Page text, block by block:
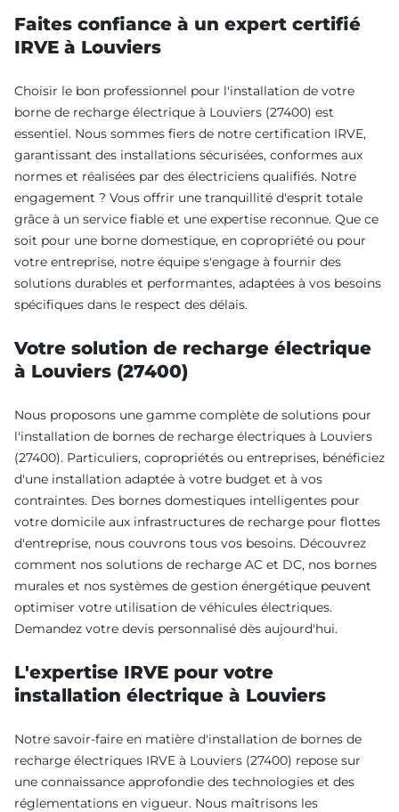
Faites confiance à un expert certifié
IRVE à Louviers
Choisir le bon professionnel pour l'installation de votre
borne de recharge électrique à Louviers (27400) est
essentiel. Nous sommes fiers de notre certification IRVE,
garantissant des installations sécurisées, conformes aux
normes et réalisées par des électriciens qualifiés. Notre
engagement ? Vous offrir une tranquillité d'esprit totale
grâce à un service fiable et une expertise reconnue. Que ce
soit pour une borne domestique, en copropriété ou pour
votre entreprise, notre équipe s'engage à fournir des
solutions durables et performantes, adaptées à vos besoins
spécifiques dans le respect des délais.
Votre solution de recharge électrique
à Louviers (27400)
Nous proposons une gamme complète de solutions pour
l'installation de bornes de recharge électriques à Louviers
(27400). Particuliers, copropriétés ou entreprises, bénéficiez
d'une installation adaptée à votre budget et à vos
contraintes. Des bornes domestiques intelligentes pour
votre domicile aux infrastructures de recharge pour flottes
d'entreprise, nous couvrons tous vos besoins. Découvrez
comment nos solutions de recharge AC et DC, nos bornes
murales et nos systèmes de gestion énergétique peuvent
optimiser votre utilisation de véhicules électriques.
Demandez votre devis personnalisé dès aujourd'hui.
L'expertise IRVE pour votre
installation électrique à Louviers
Notre savoir-faire en matière d'installation de bornes de
recharge électriques IRVE à Louviers (27400) repose sur
une connaissance approfondie des technologies et des
réglementations en vigueur. Nous maîtrisons les